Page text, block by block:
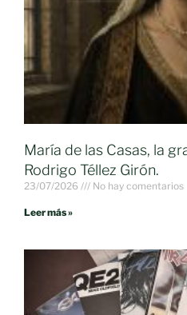
María de las Casas, la
Rodrigo Téllez Girón.
23/07/2026 No hay comentarios
Leer más »